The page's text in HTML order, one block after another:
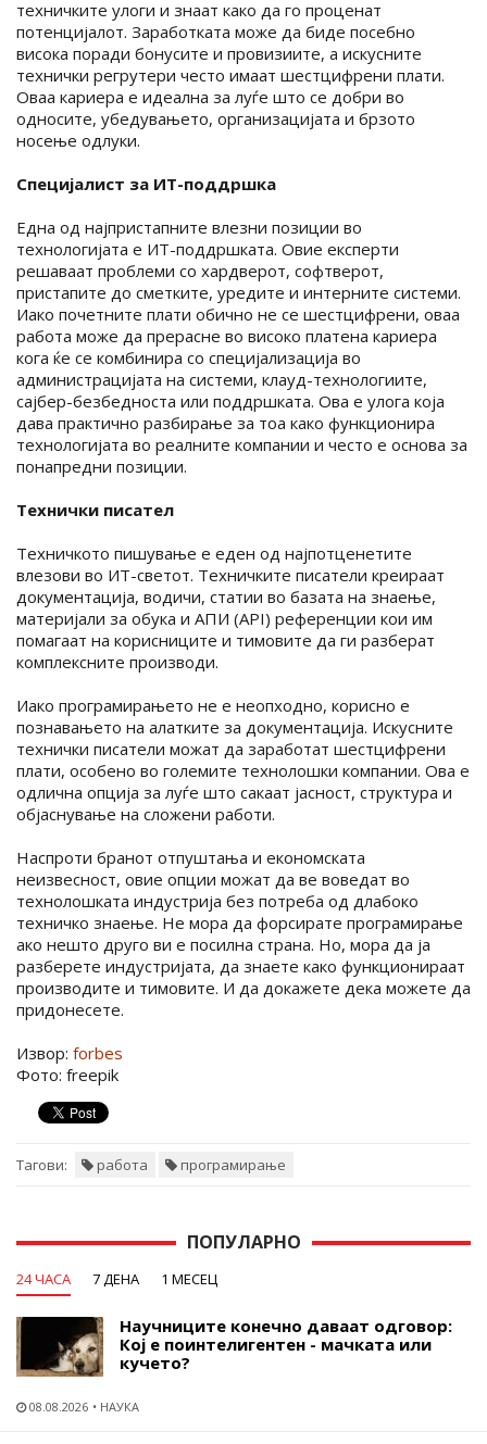
техничките улоги и знаат како да го проценат
потенцијалот. Заработката може да биде посебно
висока поради бонусите и провизиите, а искусните
технички регрутери често имаат шестцифрени плати.
Оваа кариера е идеална за луѓе што се добри во
односите, убедувањето, организацијата и брзото
носење одлуки.
Специјалист за ИТ-поддршка
Една од најпристапните влезни позиции во
технологијата е ИТ-поддршката. Овие експерти
решаваат проблеми со хардверот, софтверот,
пристапите до сметките, уредите и интерните системи.
Иако почетните плати обично не се шестцифрени, оваа
работа може да прерасне во високо платена кариера
кога ќе се комбинира со специјализација во
администрацијата на системи, клауд-технологиите,
сајбер-безбедноста или поддршката. Ова е улога која
дава практично разбирање за тоа како функционира
технологијата во реалните компании и често е основа за
понапредни позиции.
Технички писател
Техничкото пишување е еден од најпотценетите
влезови во ИТ-светот. Техничките писатели креираат
документација, водичи, статии во базата на знаење,
материјали за обука и АПИ (API) референции кои им
помагаат на корисниците и тимовите да ги разберат
комплексните производи.
Иако програмирањето не е неопходно, корисно е
познавањето на алатките за документација. Искусните
технички писатели можат да заработат шестцифрени
плати, особено во големите технолошки компании. Ова е
одлична опција за луѓе што сакаат јасност, структура и
објаснување на сложени работи.
Наспроти бранот отпуштања и економската
неизвесност, овие опции можат да ве воведат во
технолошката индустрија без потреба од длабоко
техничко знаење. Не мора да форсирате програмирање
ако нешто друго ви е посилна страна. Но, мора да ја
разберете индустријата, да знаете како функционираат
производите и тимовите. И да докажете дека можете да
придонесете.
Извор: forbes
Фото: freepik
Тагови: работа програмирање
ПОПУЛАРНО
24 ЧАСА 7 ДЕНА 1 МЕСЕЦ
Научниците конечно даваат одговор:
Кој е поинтелигентен - мачката или
кучето?
08.08.2026 НАУКА